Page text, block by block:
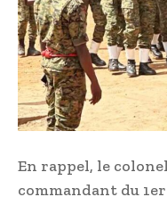
En rappel, le
commandant du